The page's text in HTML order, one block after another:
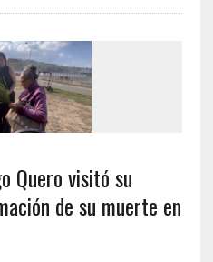
Quero visitó su
de su muerte en